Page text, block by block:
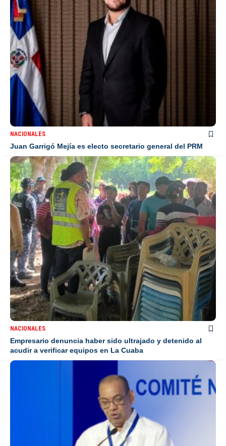
NACIONALES
Juan Garrigó Mejía es electo secretario general del PRM
NACIONALES
Empresario denuncia haber sido ultrajado y detenido al
acudir a verificar equipos en La Cuaba